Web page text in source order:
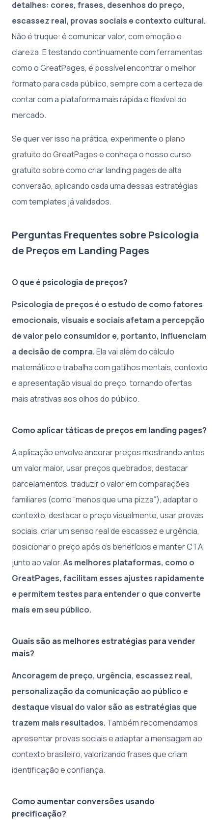
detalhes: cores, frases, desenhos do preço,
escassez real, provas sociais e contexto cultural.
Não é truque: é comunicar valor, com emoção e
clareza. E testando continuamente com ferramentas
como o GreatPages, é possível encontrar o melhor
formato para cada público, sempre com a certeza de
contar com a plataforma mais rápida e flexível do
mercado.
Se quer ver isso na prática, experimente o plano
gratuito do GreatPagese conheça o nosso curso
gratuito sobre como criar landing pages de alta
conversão, aplicando cada uma dessas estratégias
com templates já validados.
Perguntas Frequentes sobre Psicologia
de Preços em Landing Pages
O que é psicologia de preços?
Psicologia de preços é o estudo de como fatores
emocionais, visuais e sociais afetam a percepção
de valor pelo consumidor e, portanto, influenciam
a decisão de compra.Ela vai além do cálculo
matemático e trabalha com gatilhos mentais, contexto
e apresentação visual do preço, tornando ofertas
mais atrativas aos olhos do público.
Como aplicar táticas de preços em landing pages?
A aplicação envolve ancorar preços mostrando antes
um valor maior, usar preços quebrados, destacar
parcelamentos, traduzir o valor em comparações
familiares (como “menos que uma pizza”), adaptar o
contexto, destacar o preço visualmente, usar provas
sociais, criar um senso real de escassez e urgência,
posicionar o preço após os benefícios e manter CTA
junto ao valor.As melhores plataformas, como o
GreatPages, facilitam esses ajustes rapidamente
e permitem testes para entender o que converte
mais em seu público.
Quais são as melhores estratégias para vender
mais?
Ancoragem de preço, urgência, escassez real,
personalização da comunicação ao público e
destaque visual do valor são as estratégias que
trazem mais resultados. Também recomendamos
apresentar provas sociais e adaptar a mensagem ao
contexto brasileiro, valorizando frases que criam
identificação e confiança.
Como aumentar conversões usando
precificação?